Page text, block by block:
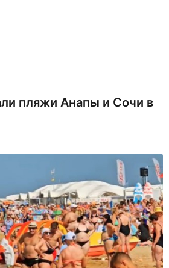
пляжи Анапы и Сочи в